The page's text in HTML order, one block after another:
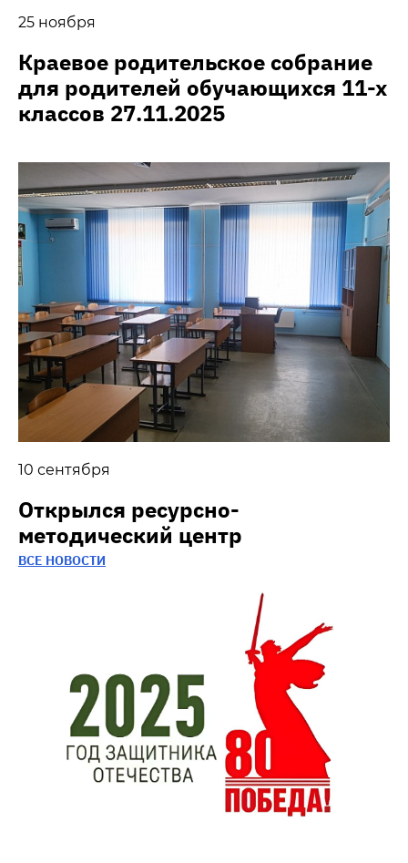
25 ноября
Краевое родительское собрание
для родителей обучающихся 11-х
классов 27.11.2025
10 сентября
Открылся ресурсно-
методический центр
ВСЕ НОВОСТИ